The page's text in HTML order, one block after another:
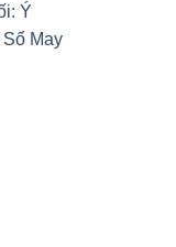
Ý
May